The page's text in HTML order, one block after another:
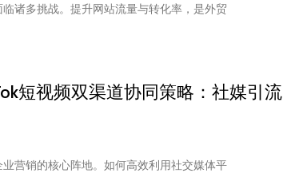
诸多挑战。提升网站流量与转化率，是外贸
短视频双渠道协同策略：社媒引流
营销的核心阵地。如何高效利用社交媒体平